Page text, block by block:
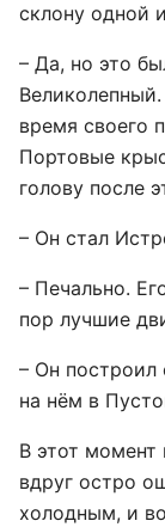
склону одной
– Да, но это
время своего
Портовые
голову после
– Он стал
– Печально.
пор лучшие
– Он построил
на нём в
В этот момент
вдруг остро
холодным, и